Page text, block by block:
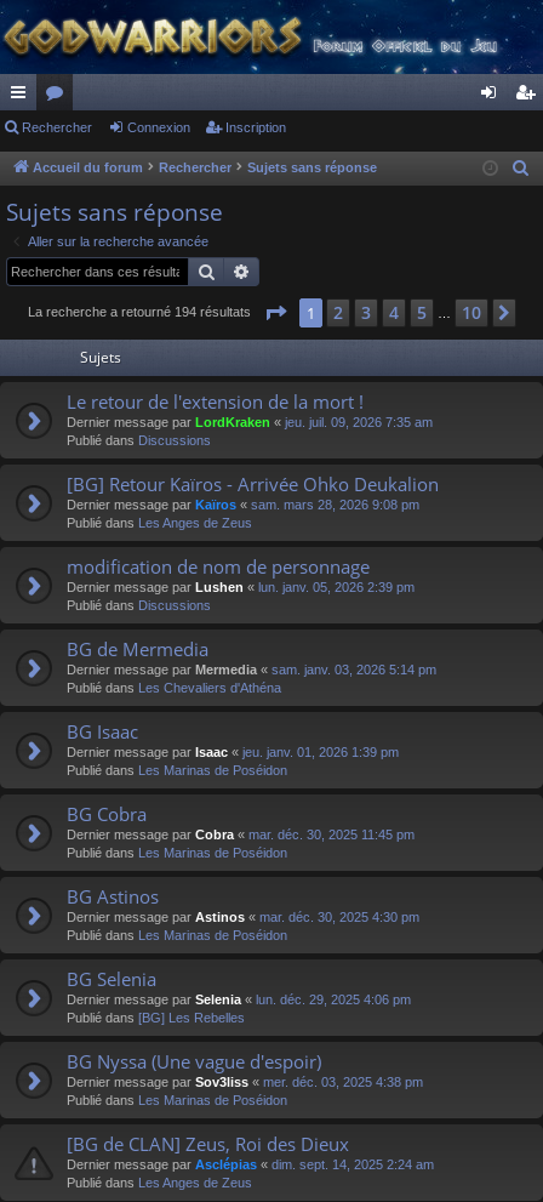
ac
co
ur
ci
s
or
u
s
ne cri
Rechercher Connexion Inscription
Accueil du forum Rechercher Sujets sans réponse
e
Sujets sans réponse
Aller sur la recherche avancée
Rechercher
La recherche a retourné 194 résultats Page 1sur 10
1 2 3 4 5 10
Sujets
Le retour de l'extension de la mort !
Dernier message par LordKraken « jeu. juil. 09, 2026 7:35 am
Publié dans Discussions
[BG] Retour Kaïros - Arrivée Ohko Deukalion
Dernier message par Kaïros « sam. mars 28, 2026 9:08 pm
Publié dans Les Anges de Zeus
modification de nom de personnage
Dernier message par Lushen « lun. janv. 05, 2026 2:39 pm
Publié dans Discussions
BG de Mermedia
Dernier message par Mermedia « sam. janv. 03, 2026 5:14 pm
Publié dans Les Chevaliers d'Athéna
BG Isaac
Dernier message par Isaac « jeu. janv. 01, 2026 1:39 pm
Publié dans Les Marinas de Poséidon
BG Cobra
Dernier message par Cobra « mar. déc. 30, 2025 11:45 pm
Publié dans Les Marinas de Poséidon
BG Astinos
Dernier message par Astinos « mar. déc. 30, 2025 4:30 pm
Publié dans Les Marinas de Poséidon
BG Selenia
Dernier message par Selenia « lun. déc. 29, 2025 4:06 pm
Publié dans [BG] Les Rebelles
BG Nyssa (Une vague d'espoir)
Dernier message par Sov3liss « mer. déc. 03, 2025 4:38 pm
Publié dans Les Marinas de Poséidon
[BG de CLAN] Zeus, Roi des Dieux
Dernier message par Asclépias « dim. sept. 14, 2025 2:24 am
Publié dans Les Anges de Zeus